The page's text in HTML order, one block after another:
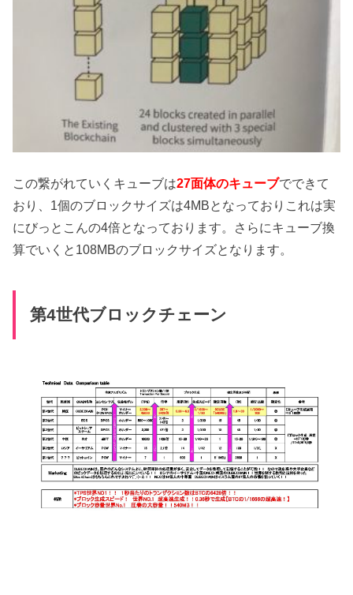
この繋がれていくキューブは27面体のキューブでできて
おり、1個のブロックサイズは4MBとなっておりこれは実
にびっとこんの4倍となっております。さらにキューブ換
算でいくと108MBのブロックサイズとなります。
第4世代ブロックチェーン